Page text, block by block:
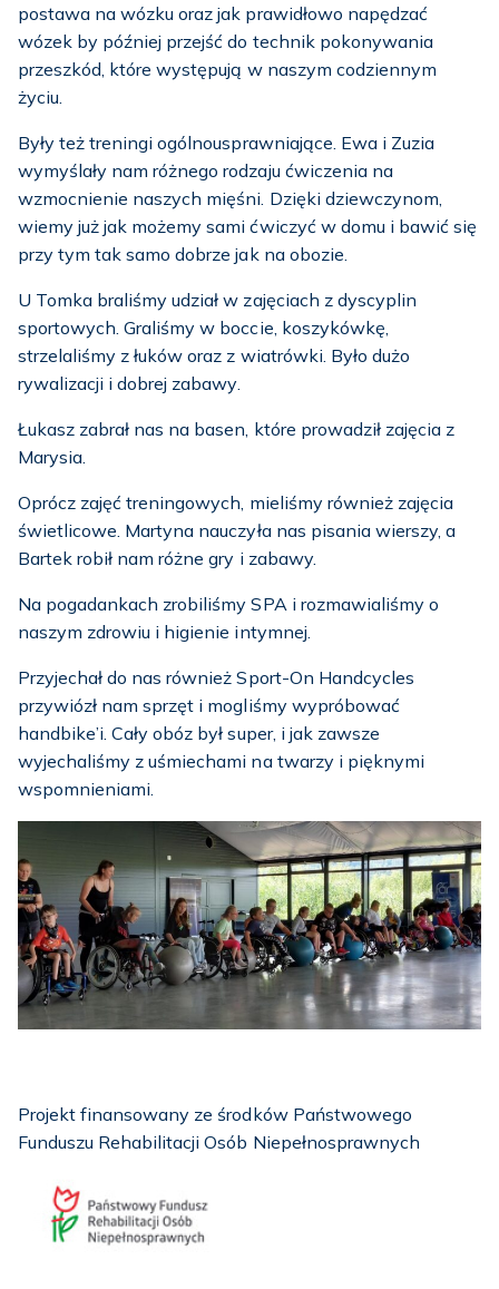
postawa na wózku oraz jak prawidłowo napędzać
wózek by później przejść do technik pokonywania
przeszkód, które występują w naszym codziennym
życiu.
Były też treningi ogólnousprawniające. Ewa i Zuzia
wymyślały nam różnego rodzaju ćwiczenia na
wzmocnienie naszych mięśni. Dzięki dziewczynom,
wiemy już jak możemy sami ćwiczyć w domu i bawić się
przy tym tak samo dobrze jak na obozie.
U Tomka braliśmy udział w zajęciach z dyscyplin
sportowych. Graliśmy w boccie, koszykówkę,
strzelaliśmy z łuków oraz z wiatrówki. Było dużo
rywalizacji i dobrej zabawy.
Łukasz zabrał nas na basen, które prowadził zajęcia z
Marysia.
Oprócz zajęć treningowych, mieliśmy również zajęcia
świetlicowe. Martyna nauczyła nas pisania wierszy, a
Bartek robił nam różne gry i zabawy.
Na pogadankach zrobiliśmy SPA i rozmawialiśmy o
naszym zdrowiu i higienie intymnej.
Przyjechał do nas również Sport-On Handcycles
przywiózł nam sprzęt i mogliśmy wypróbować
handbike’i. Cały obóz był super, i jak zawsze
wyjechaliśmy z uśmiechami na twarzy i pięknymi
wspomnieniami.
Projekt finansowany ze środków Państwowego
Funduszu Rehabilitacji Osób Niepełnosprawnych